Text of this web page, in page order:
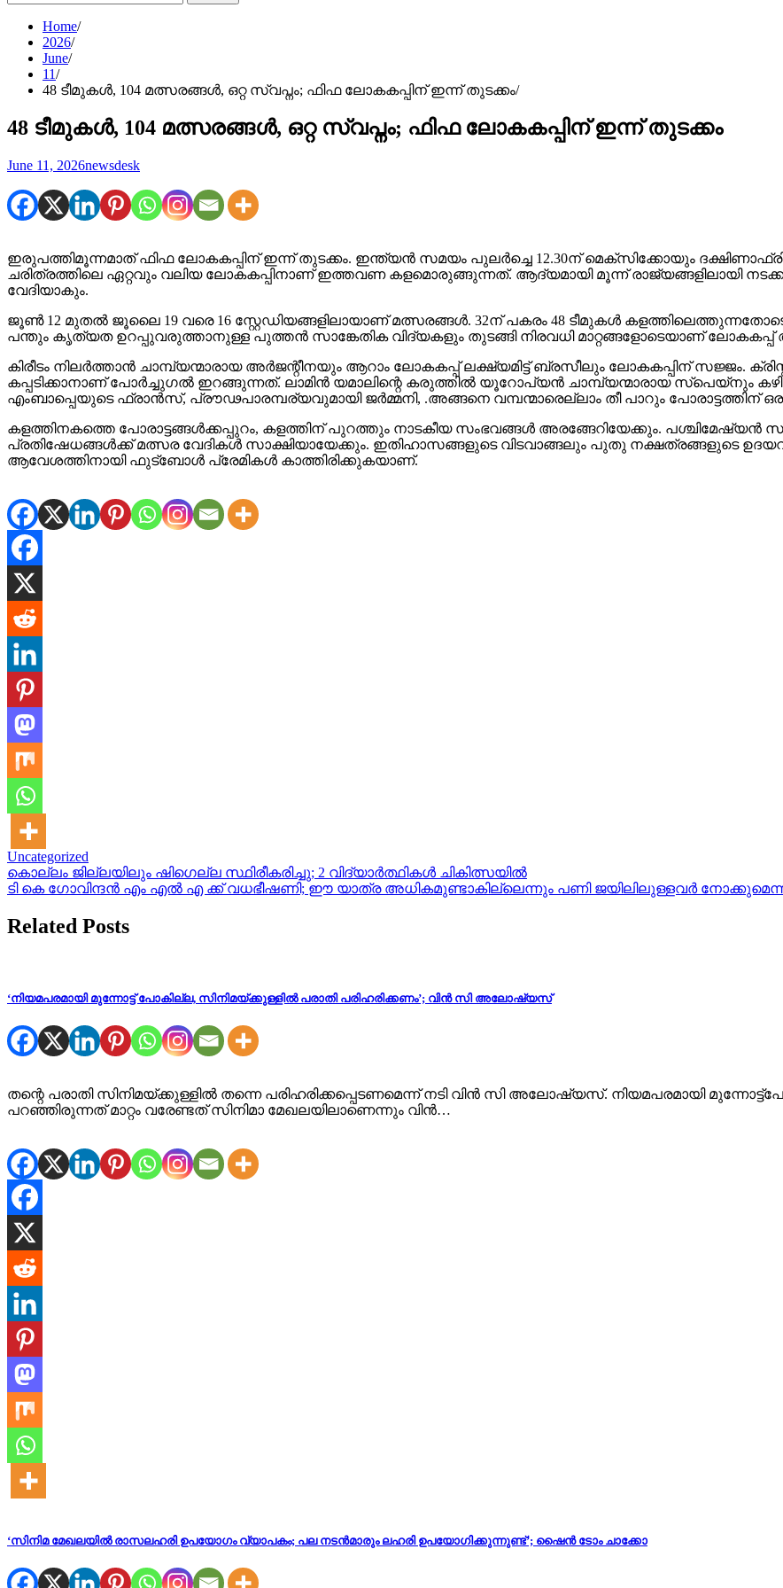
for:
Home
2026
June
11
48 ടീമുകൾ, 104 മത്സരങ്ങൾ, ഒറ്റ സ്വപ്നം; ഫിഫ ലോകകപ്പിന് ഇന്ന് തുടക്കം
48 ടീമുകൾ, 104 മത്സരങ്ങൾ, ഒറ്റ സ്വപ്നം; ഫിഫ ലോകകപ്പിന് ഇന്ന് തുടക്കം
June 11, 2026newsdesk
ഇരുപത്തിമൂന്നമാത് ഫിഫ ലോകകപ്പിന് ഇന്ന് തുടക്കം. ഇന്ത്യൻ സമയം പുലർച്ചെ 12.30ന് മെക്‌സിക്കോയും
ചരിത്രത്തിലെ ഏറ്റവും വലിയ ലോകകപ്പിനാണ് ഇത്തവണ കളമൊരുങ്ങുന്നത്. ആദ്യമായി മൂന്ന് രാജ്യങ്ങളിലായി
വേദിയാകും.
ജൂൺ 12 മുതൽ ജൂലൈ 19 വരെ 16 സ്റ്റേഡിയങ്ങളിലായാണ് മത്സരങ്ങൾ. 32ന് പകരം 48 ടീമുകൾ
പന്തും കൃത്യത ഉറപ്പുവരുത്താനുള്ള പുത്തൻ സാങ്കേതിക വിദ്യകളും തുടങ്ങി നിരവധി മാറ്റങ്ങളോടെയാണ്
കിരീടം നിലർത്താൻ ചാമ്പ്യന്മാരായ അർജന്റീനയും ആറാം ലോകകപ്പ് ലക്ഷ്യമിട്ട് ബ്രസീലും ലോകകപ്പിന് സജ്ജം.
കപ്പടിക്കാനാണ് പോർച്ചുഗൽ ഇറങ്ങുന്നത്. ലാമിൻ യമാലിന്റെ കരുത്തിൽ യൂറോപ്യൻ ചാമ്പ്യന്മാരായ സ്‌പെയ്നും
എംബാപ്പെയുടെ ഫ്രാൻസ്, പ്രൗഢപാരമ്പര്യവുമായി ജർമ്മനി, .അങ്ങനെ വമ്പന്മാരെല്ലാം തീ പാറും പോരാട്ടത്തിന്
കളത്തിനകത്തെ പോരാട്ടങ്ങൾക്കപ്പുറം, കളത്തിന് പുറത്തും നാടകീയ സംഭവങ്ങൾ അരങ്ങേറിയേക്കും. പശ്ചിമേഷ്യൻ
പ്രതിഷേധങ്ങൾക്ക് മത്സര വേദികൾ സാക്ഷിയായേക്കും. ഇതിഹാസങ്ങളുടെ വിടവാങ്ങലും പുതു നക്ഷത്രങ്ങളുടെ
ആവേശത്തിനായി ഫുട്ബോൾ പ്രേമികൾ കാത്തിരിക്കുകയാണ്.
Uncategorized
Post
navigation
കൊല്ലം ജില്ലയിലും ഷിഗെല്ല സ്ഥിരീകരിച്ചു; 2 വിദ്യാർത്ഥികൾ ചികിത്സയിൽ
ടി കെ ഗോവിന്ദൻ എം എൽ എ ക്ക് വധഭീഷണി; ഈ യാത്ര അധികമുണ്ടാകില്ലെന്നും പണി ജയിലിലുള്ളവർ
Related Posts
‘നിയമപരമായി മുന്നോട്ട് പോകില്ല, സിനിമയ്ക്കുള്ളിൽ പരാതി പരിഹരിക്കണം’; വിൻ സി അലോഷ്യസ്
തന്റെ പരാതി സിനിമയ്ക്കുള്ളിൽ തന്നെ പരിഹരിക്കപ്പെടണമെന്ന് നടി വിൻ സി അലോഷ്യസ്. നിയമപരമായി
പറഞ്ഞിരുന്നത് മാറ്റം വരേണ്ടത് സിനിമാ മേഖലയിലാണെന്നും വിൻ…
‘സിനിമ മേഖലയിൽ രാസലഹരി ഉപയോഗം വ്യാപകം; പല നടൻമാരും ലഹരി ഉപയോഗിക്കുന്നുണ്ട്’; ഷൈൻ ടോം ചാക്കോ